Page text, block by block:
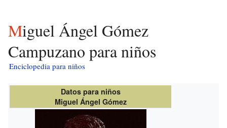
Miguel Ángel Gómez
Campuzano para niños
Enciclopedia para niños
Datos para niños
Miguel Ángel Gómez